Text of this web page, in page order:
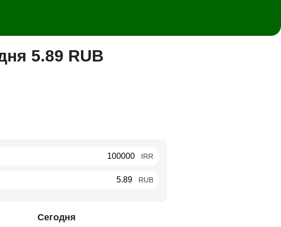
5.89 RUB
IRR
RUB
Сегодня